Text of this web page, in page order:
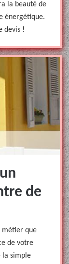
la beauté de
énergétique.
devis !
de
métier que
de votre
la simple